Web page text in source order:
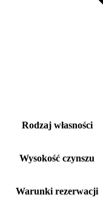
Rodzaj własności
Wysokość czynszu
Warunki rezerwacji